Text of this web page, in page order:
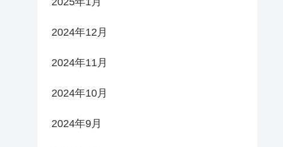
2024年12月
2024年11月
2024年10月
2024年9月